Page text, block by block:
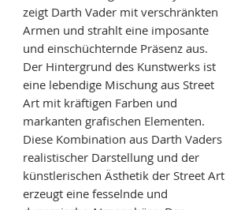
zeigt Darth Vader mit verschränkten
Armen und strahlt eine imposante
und einschüchternde Präsenz aus.
Der Hintergrund des Kunstwerks ist
eine lebendige Mischung aus Street
Art mit kräftigen Farben und
markanten grafischen Elementen.
Diese Kombination aus Darth Vaders
realistischer Darstellung und der
künstlerischen Ästhetik der Street Art
erzeugt eine fesselnde und